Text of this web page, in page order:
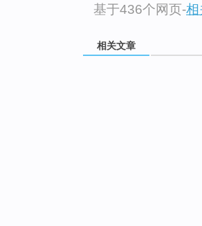
基于436个网页-相
相关文章